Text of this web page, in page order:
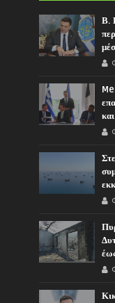
Β.